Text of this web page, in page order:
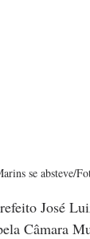
se absteve/
José
Câmara